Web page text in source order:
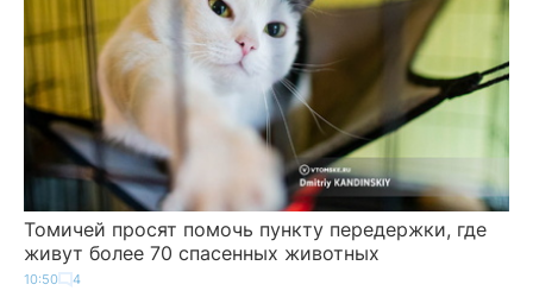
Томичей просят помочь пункту передержки, где
живут более 70 спасенных животных
10:50 4